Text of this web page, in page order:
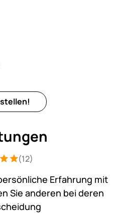
stellen!
5 von 5 (12 Bewertungen)
(12)
Erfahrung mit
Sie anderen bei deren